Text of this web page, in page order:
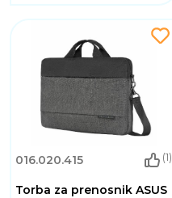
016.020.415 (1)
Torba za prenosnik ASUS